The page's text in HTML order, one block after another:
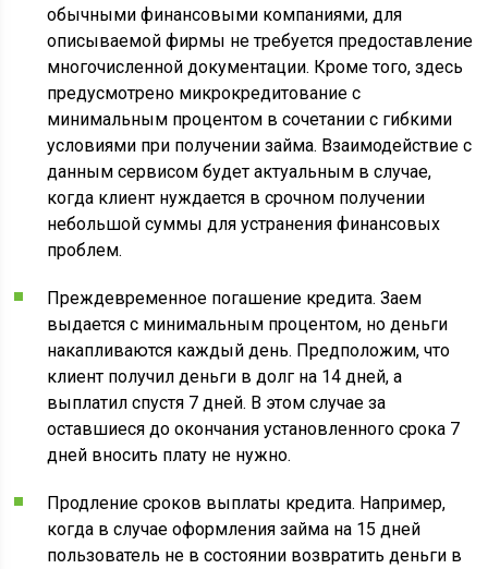
обычными финансовыми компаниями, для
описываемой фирмы не требуется предоставление
многочисленной документации. Кроме того, здесь
предусмотрено микрокредитование с
минимальным процентом в сочетании с гибкими
условиями при получении займа. Взаимодействие с
данным сервисом будет актуальным в случае,
когда клиент нуждается в срочном получении
небольшой суммы для устранения финансовых
проблем.
Преждевременное погашение кредита. Заем
выдается с минимальным процентом, но деньги
накапливаются каждый день. Предположим, что
клиент получил деньги в долг на 14 дней, а
выплатил спустя 7 дней. В этом случае за
оставшиеся до окончания установленного срока 7
дней вносить плату не нужно.
Продление сроков выплаты кредита. Например,
когда в случае оформления займа на 15 дней
пользователь не в состоянии возвратить деньги в